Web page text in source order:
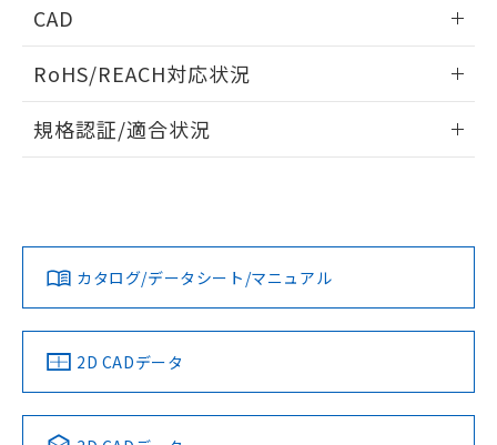
CAD
ドすることができます。
ログイン/会員登録
ダウンロードデータをご利用いただく前に、以下を必ずお読
みください。
ソフトウェアの使用条件
RoHS/REACH対応状況
EU RoHS 注意事項・凡例
対応済み
中国 RoHS 注意事項・凡例
規格認証/適合状況
LR型式承認
（イギリス
船舶規格）
DNV型式承認
（ノルウェー
BV型式承認
（フランス
KR型式
（韓国
No No No No
カタログ/データシート/マニュアル
2D CADデータ
および当社の共同利用者が、当社の製
品・サービスに関するお客様との取
引・商談に必要な範囲で利用すること
をご了承ください。
指します。
※3 非含有証明書ダウンロード
下記の非含有証明書をダウンロードするこ
とができます。
また、RoHS指令のフタル酸エステル類４
物質の対応では、対応完了までの期間は出
荷製品に未対応品が混在することから備考
欄に対応日を記載しておりました。
既に当社にて対応品への在庫切替を完了
していることから、特段のことがない限
り、2022年1月12日より割愛しておりま
合意する